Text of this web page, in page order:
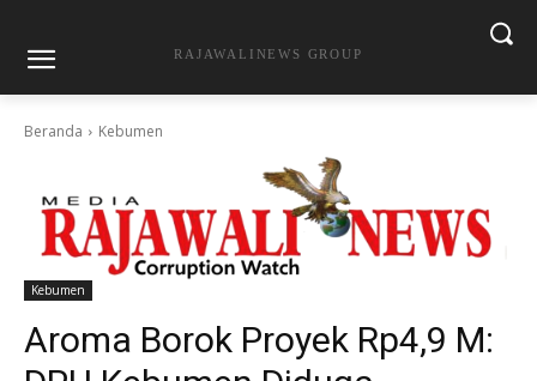
RAJAWALINEWS GROUP
Beranda Kebumen
Kebumen
Aroma Borok Proyek Rp4,9 M: